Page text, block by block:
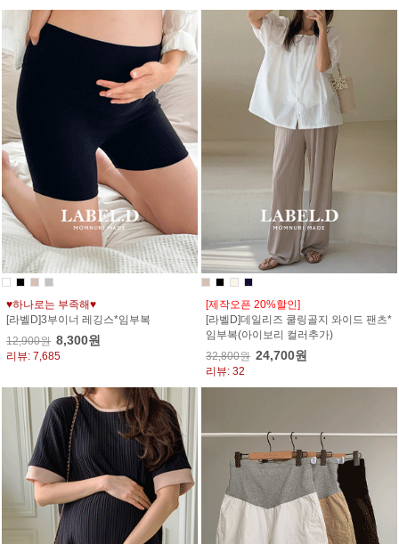
♥하나로는 부족해♥
[라벨D]3부이너 레깅스*임부복
12,900원 8,300원
리뷰: 7,685
[제작오픈 20%할인]
[라벨D]데일리즈 쿨링골지 와이드 팬츠*
임부복(아이보리 컬러추가)
32,800원 24,700원
리뷰: 32